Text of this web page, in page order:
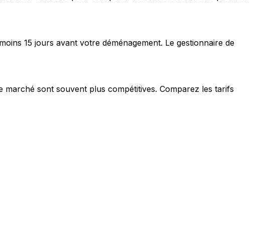
15 jours avant votre déménagement. Le gestionnaire de
sont souvent plus compétitives. Comparez les tarifs